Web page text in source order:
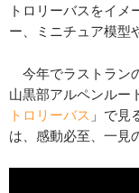
トロリーバスをイメ
ー、ミニチュア模型
今年でラストラン
山黒部アルペンルー
トロリーバス 」で見
は、感動必至、一見